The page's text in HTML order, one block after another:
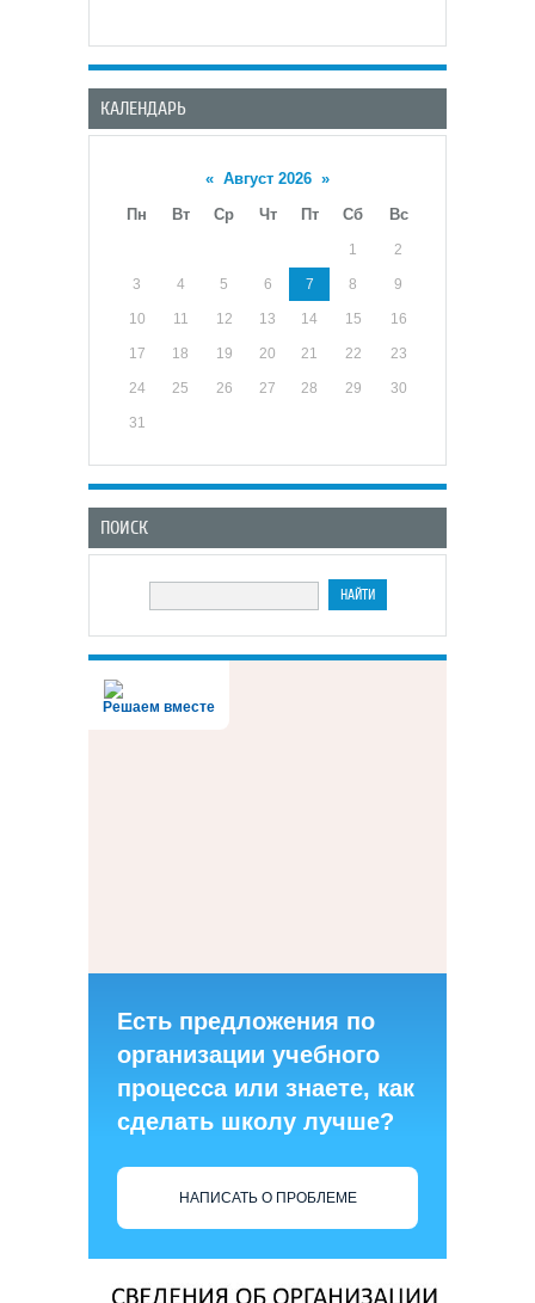
КАЛЕНДАРЬ
« Август 2026 »
Пн
Вт Ср Чт Пт Сб Вс
1 2
3 4 5 6 7 8 9
10 11 12 13 14 15 16
17 18 19 20 21 22 23
24 25 26 27 28 29 30
31
ПОИСК
Решаем вместе
Есть предложения по
организации учебного
процесса или знаете, как
сделать школу лучше?
НАПИСАТЬ О ПРОБЛЕМЕ